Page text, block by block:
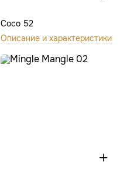
Coco 52
Описание и характеристики